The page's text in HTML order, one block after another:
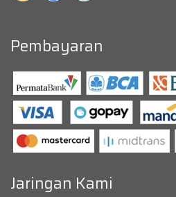
Pembayaran
Jaringan Kami